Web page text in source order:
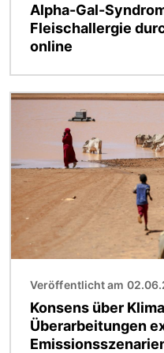
Alpha-Gal-
Fleischallergie
online
Bild
Veröffentlicht am
Konsens über
Überarbeitungen